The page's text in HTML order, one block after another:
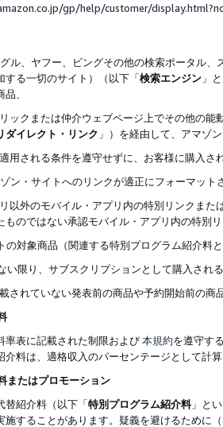
gp/help/customer/
ル、ヤフー、ビングその他の検索ポータル
する一切のサイト）（以下「検索エンジン 」
、
ックまたは仲介ウェブページ上でその他の
ダイレクト・リンク 」）を経由して、アマゾ
用される条件を遵守せずに、お客様に購入さ
ン・サイトへのリンクが適正にフォーマッ
以外のモバイル・アプリ内の特別リンクま
ものではない承認モバイル・アプリ内の特別
の対象商品（関連する特別プログラム紹介料
い限り、サブスクリプションとして購入され
されていない発表前の商品や予約開始前の商
率表に記載された制限および本規約を遵守す
介料は、適格収入のパーセンテージとして計
またはプロモーション
替紹介料（以下「特別プログラム紹介料」と
施することがあります。疑義を避けるために